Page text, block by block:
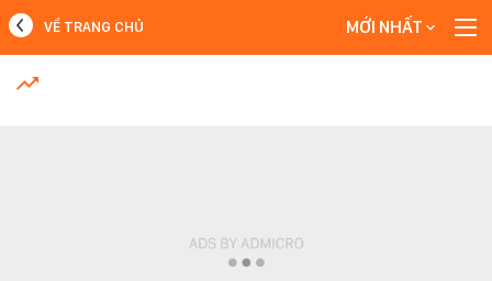
MỚI NHẤT
VỀ TRANG CHỦ MỚI NHẤT